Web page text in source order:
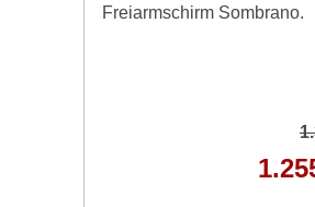
Freiarmschirm Sombrano.